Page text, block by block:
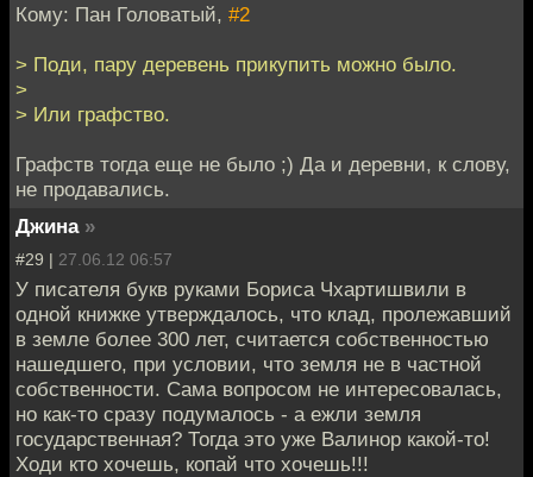
Кому: Пан Головатый, #2
> Поди, пару деревень прикупить можно было.
>
> Или графство.
Графств тогда еще не было ;) Да и деревни, к слову,
не продавались.
Джина »
#29 | 27.06.12 06:57
У писателя букв руками Бориса Чхартишвили в
одной книжке утверждалось, что клад, пролежавший
в земле более 300 лет, считается собственностью
нашедшего, при условии, что земля не в частной
собственности. Сама вопросом не интересовалась,
но как-то сразу подумалось - а ежли земля
государственная? Тогда это уже Валинор какой-то!
Ходи кто хочешь, копай что хочешь!!!